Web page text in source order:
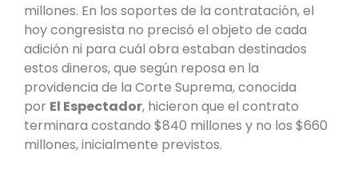
millones. En los soportes de la contratación, el
hoy congresista no precisó el objeto de cada
adición ni para cuál obra estaban destinados
estos dineros, que según reposa en la
providencia de la Corte Suprema, conocida
por El Espectador, hicieron que el contrato
terminara costando $840 millones y no los $660
millones, inicialmente previstos.